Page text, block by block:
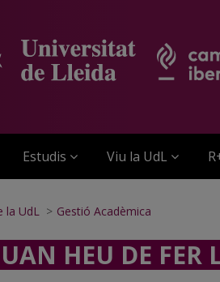
Estudis Viu la UdL
la UdL > Gestió Acadèmica
HEU DE FER